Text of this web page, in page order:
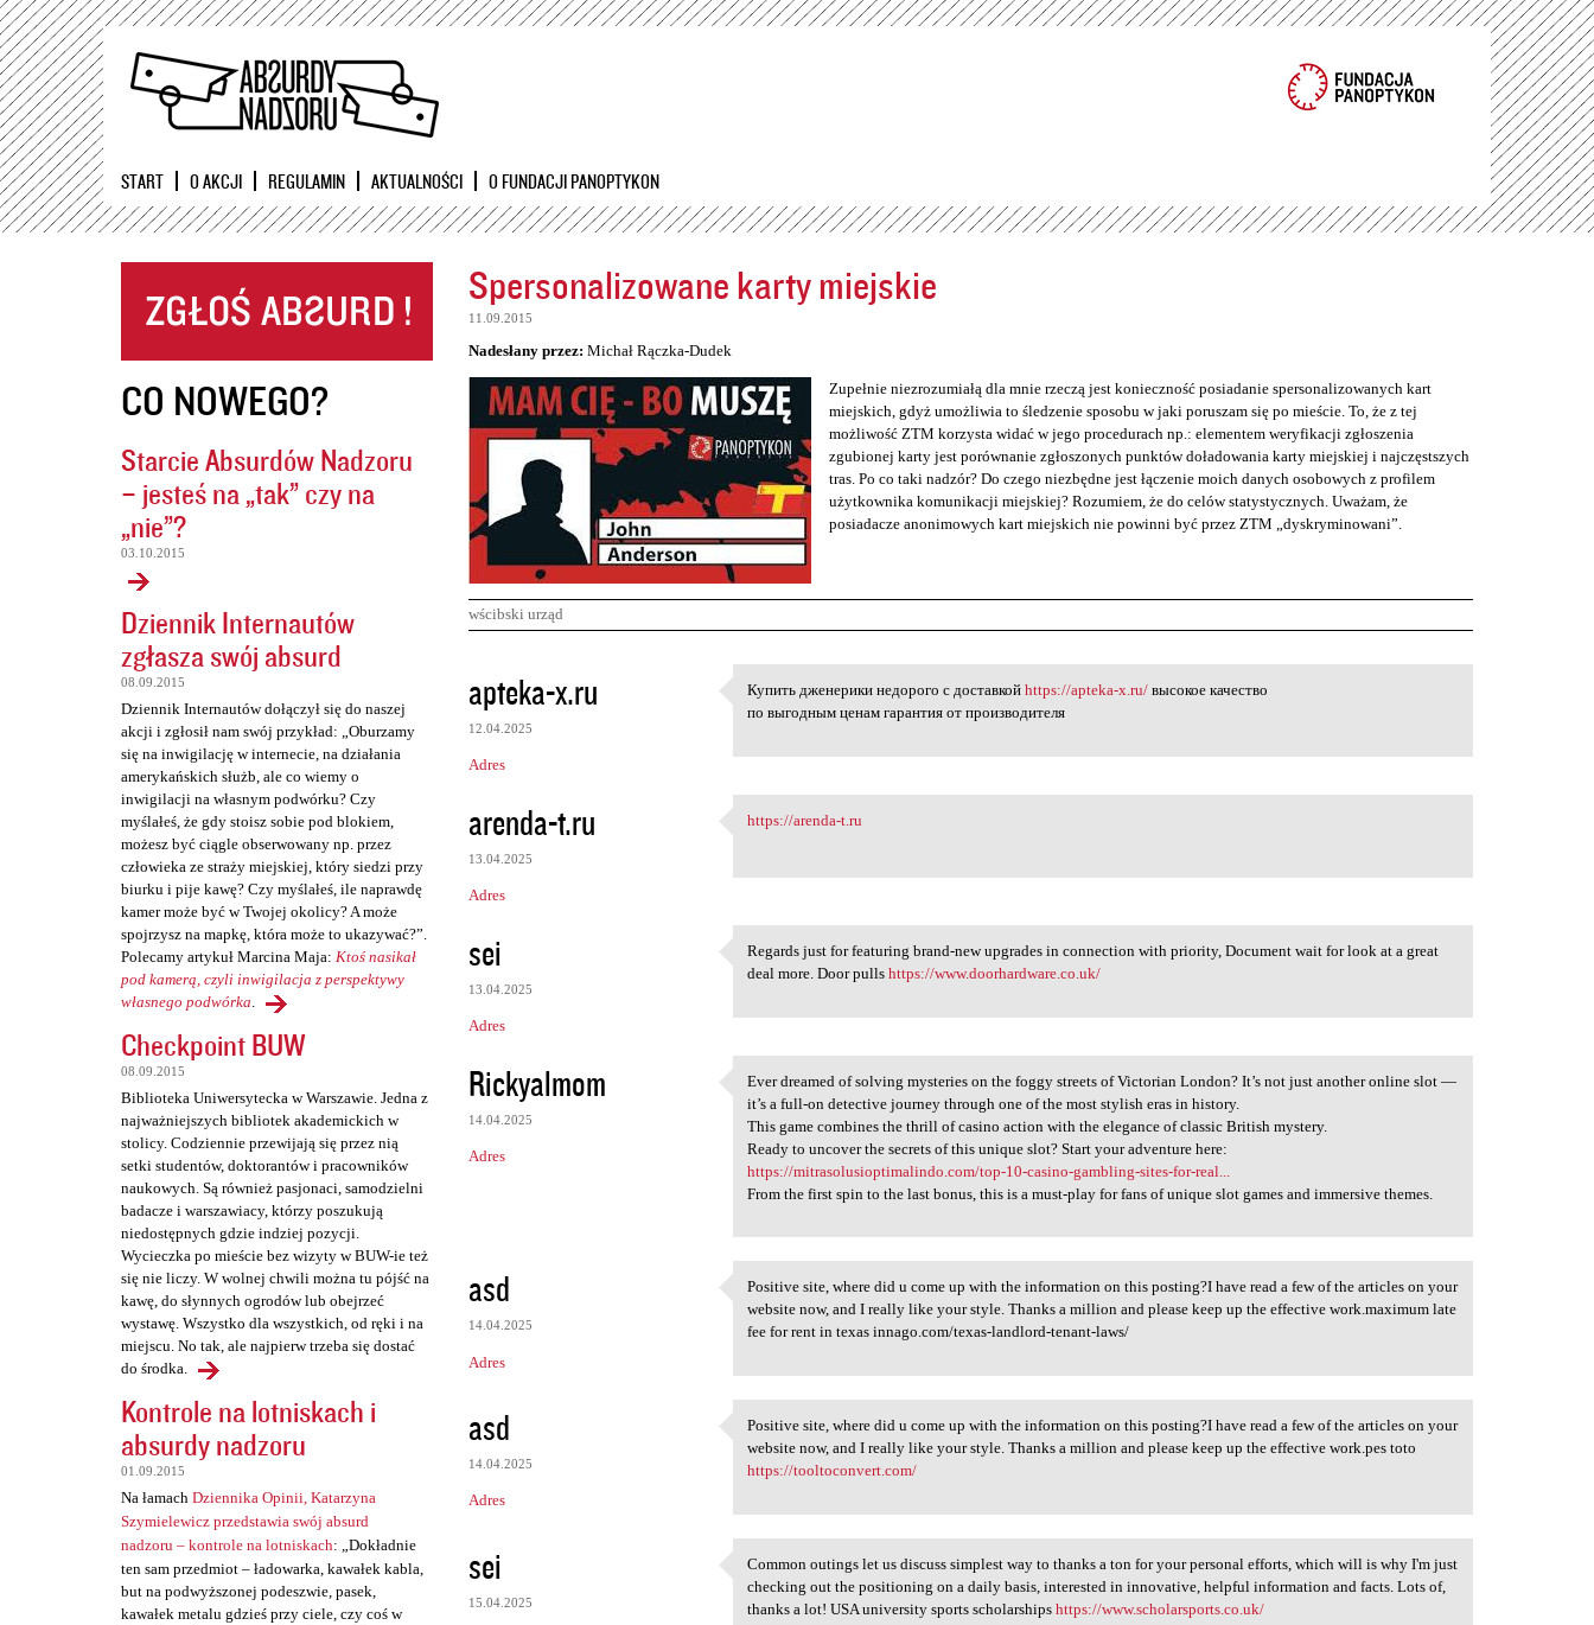
Przejdź
START O AKCJI REGULAMIN AKTUALNOŚCI O FUNDACJI PANOPTYKON
CO NOWEGO?
Starcie Absurdów Nadzoru
– jesteś na „tak” czy na
„nie”?
03.10.2015
Dziennik Internautów
zgłasza swój absurd
08.09.2015
Dziennik Internautów dołączył się do naszej
akcji i zgłosił nam swój przykład: „Oburzamy
się na inwigilację w internecie, na działania
amerykańskich służb, ale co wiemy o
inwigilacji na własnym podwórku? Czy
myślałeś, że gdy stoisz sobie pod blokiem,
możesz być ciągle obserwowany np. przez
człowieka ze straży miejskiej, który siedzi przy
biurku i pije kawę? Czy myślałeś, ile naprawdę
kamer może być w Twojej okolicy? A może
spojrzysz na mapkę, która może to ukazywać?”.
Polecamy artykuł Marcina Maja: Ktoś nasikał
pod kamerą, czyli inwigilacja z perspektywy
własnego podwórka.
Checkpoint BUW
08.09.2015
Biblioteka Uniwersytecka w Warszawie. Jedna z
najważniejszych bibliotek akademickich w
stolicy. Codziennie przewijają się przez nią
setki studentów, doktorantów i pracowników
naukowych. Są również pasjonaci, samodzielni
badacze i warszawiacy, którzy poszukują
niedostępnych gdzie indziej pozycji.
Wycieczka po mieście bez wizyty w BUW-ie też
się nie liczy. W wolnej chwili można tu pójść na
kawę, do słynnych ogrodów lub obejrzeć
wystawę. Wszystko dla wszystkich, od ręki i na
miejscu. No tak, ale najpierw trzeba się dostać
do środka.
Kontrole na lotniskach i
absurdy nadzoru
01.09.2015
Na łamach Dziennika Opinii, Katarzyna
Szymielewicz przedstawia swój absurd
nadzoru – kontrole na lotniskach: „Dokładnie
ten sam przedmiot – ładowarka, kawałek kabla,
but na podwyższonej podeszwie, pasek,
kawałek metalu gdzieś przy ciele, czy coś w
Spersonalizowane karty miejskie
11.09.2015
Nadesłany przez: Michał Rączka-Dudek
Zupełnie niezrozumiałą dla mnie rzeczą jest konieczność posiadanie spersonalizowanych kart
miejskich, gdyż umożliwia to śledzenie sposobu w jaki poruszam się po mieście. To, że z tej
możliwość ZTM korzysta widać w jego procedurach np.: elementem weryfikacji zgłoszenia
zgubionej karty jest porównanie zgłoszonych punktów doładowania karty miejskiej i najczęstszych
tras. Po co taki nadzór? Do czego niezbędne jest łączenie moich danych osobowych z profilem
użytkownika komunikacji miejskiej? Rozumiem, że do celów statystycznych. Uważam, że
posiadacze anonimowych kart miejskich nie powinni być przez ZTM „dyskryminowani”.
wścibski urząd
K
o
m
e
n
t
r
z
e
apteka-x.ru
12.04.2025
Adres
Купить дженерики недорого с
Купить дженерики недорого с доставкойhttps://apteka-x.ru/ высокое качество
по выгодным ценам гарантия от производителя
arenda-t.ru
13.04.2025
Adres
https://arenda-t.ru
https://arenda-t.ru
sei
13.04.2025
Adres
Regards just for featuring
Regards just for featuring brand-new upgrades in connection with priority, Document wait for look at a great
deal more. Door pullshttps://www.doorhardware.co.uk/
Rickyalmom
14.04.2025
Adres
Ever dreamed of solving
Ever dreamed of solving mysteries on the foggy streets of Victorian London? It’s not just another online slot —
it’s a full-on detective journey through one of the most stylish eras in history.
This game combines the thrill of casino action with the elegance of classic British mystery.
Ready to uncover the secrets of this unique slot? Start your adventure here:
https://mitrasolusioptimalindo.com/top-10-casino-gambling-sites-for-real...
From the first spin to the last bonus, this is a must-play for fans of unique slot games and immersive themes.
asd
14.04.2025
Adres
Positive site, where did u
Positive site, where did u come up with the information on this posting?I have read a few of the articles on your
website now, and I really like your style. Thanks a million and please keep up the effective work.maximum late
fee for rent in texas innago.com/texas-landlord-tenant-laws/
asd
14.04.2025
Adres
Positive site, where did u
Positive site, where did u come up with the information on this posting?I have read a few of the articles on your
website now, and I really like your style. Thanks a million and please keep up the effective work.pes toto
https://tooltoconvert.com/
sei
15.04.2025
Common outings let us discuss
Common outings let us discuss simplest way to thanks a ton for your personal efforts, which will is why I'm just
checking out the positioning on a daily basis, interested in innovative, helpful information and facts. Lots of,
thanks a lot! USA university sports scholarshipshttps://www.scholarsports.co.uk/